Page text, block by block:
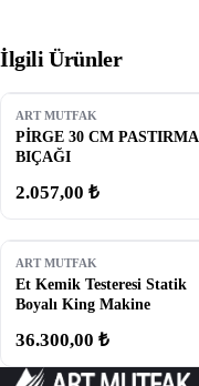
İlgili Ürünler
ART MUTFAK
PİRGE 30 CM PASTIRMA
BIÇAĞI
2.057,00 ₺
ART MUTFAK
Et Kemik Testeresi Statik
Boyalı King Makine
36.300,00 ₺